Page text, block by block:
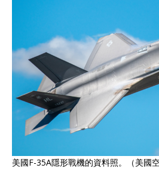
美國F-35A隱形戰機的資料照。（美國空